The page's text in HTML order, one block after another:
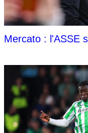
Mercato : l'ASSE